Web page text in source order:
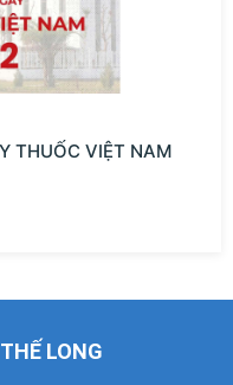
THUỐC VIỆT NAM
LONG